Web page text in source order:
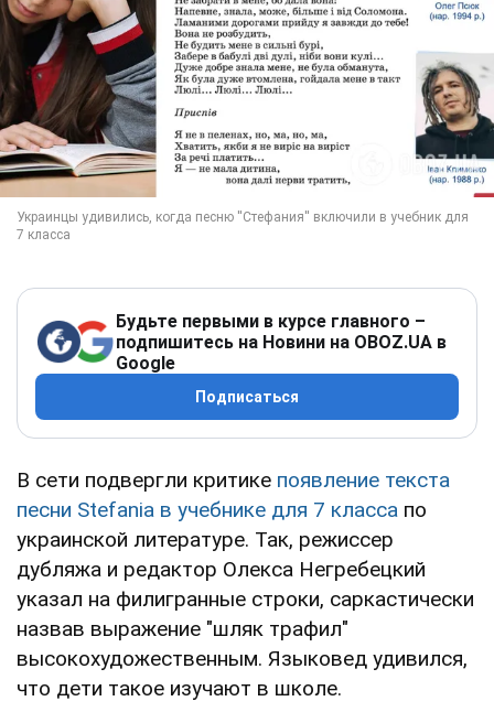
Будьте первыми в курсе главного –
подпишитесь на Новини на OBOZ.UA в
Google
Подписаться
В сети подвергли критике появление текста
песни Stefania в учебнике для 7 класса по
украинской литературе. Так, режиссер
дубляжа и редактор Олекса Негребецкий
указал на филигранные строки, саркастически
назвав выражение "шляк трафил"
высокохудожественным. Языковед удивился,
что дети такое изучают в школе.